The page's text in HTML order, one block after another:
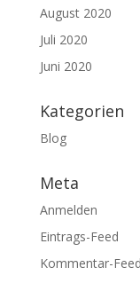
August 2020
Juli 2020
Juni 2020
Kategorien
Blog
Meta
Anmelden
Eintrags-Feed
Kommentar-Feed